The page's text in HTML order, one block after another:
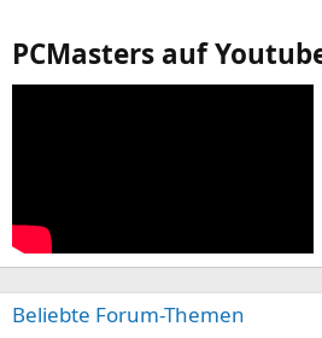
PCMasters auf
Beliebte Forum-Themen